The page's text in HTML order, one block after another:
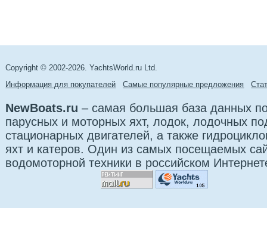
Copyright © 2002-2026. YachtsWorld.ru Ltd.
Информация для покупателей
Самые популярные предложения
NewBoats.ru – самая большая база данных
парусных и моторных яхт, лодок, лодочных
стационарных двигателей, а также
яхт и катеров. Один из самых посещаемых
водомоторной техники в российском